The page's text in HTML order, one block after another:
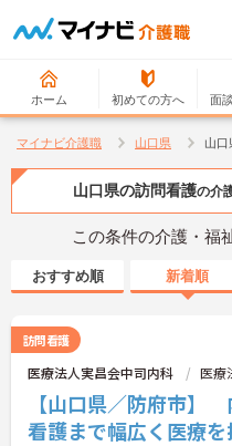
ホーム 初めての方へ 面
マイナビ介護職 山口県 山口
山口県の訪問看護の介
この条件の介護・福
おすすめ順 新着順
訪問看護
医療法人実昌会中司内科 医療
【山口県／防府市】
看護まで幅広く医療